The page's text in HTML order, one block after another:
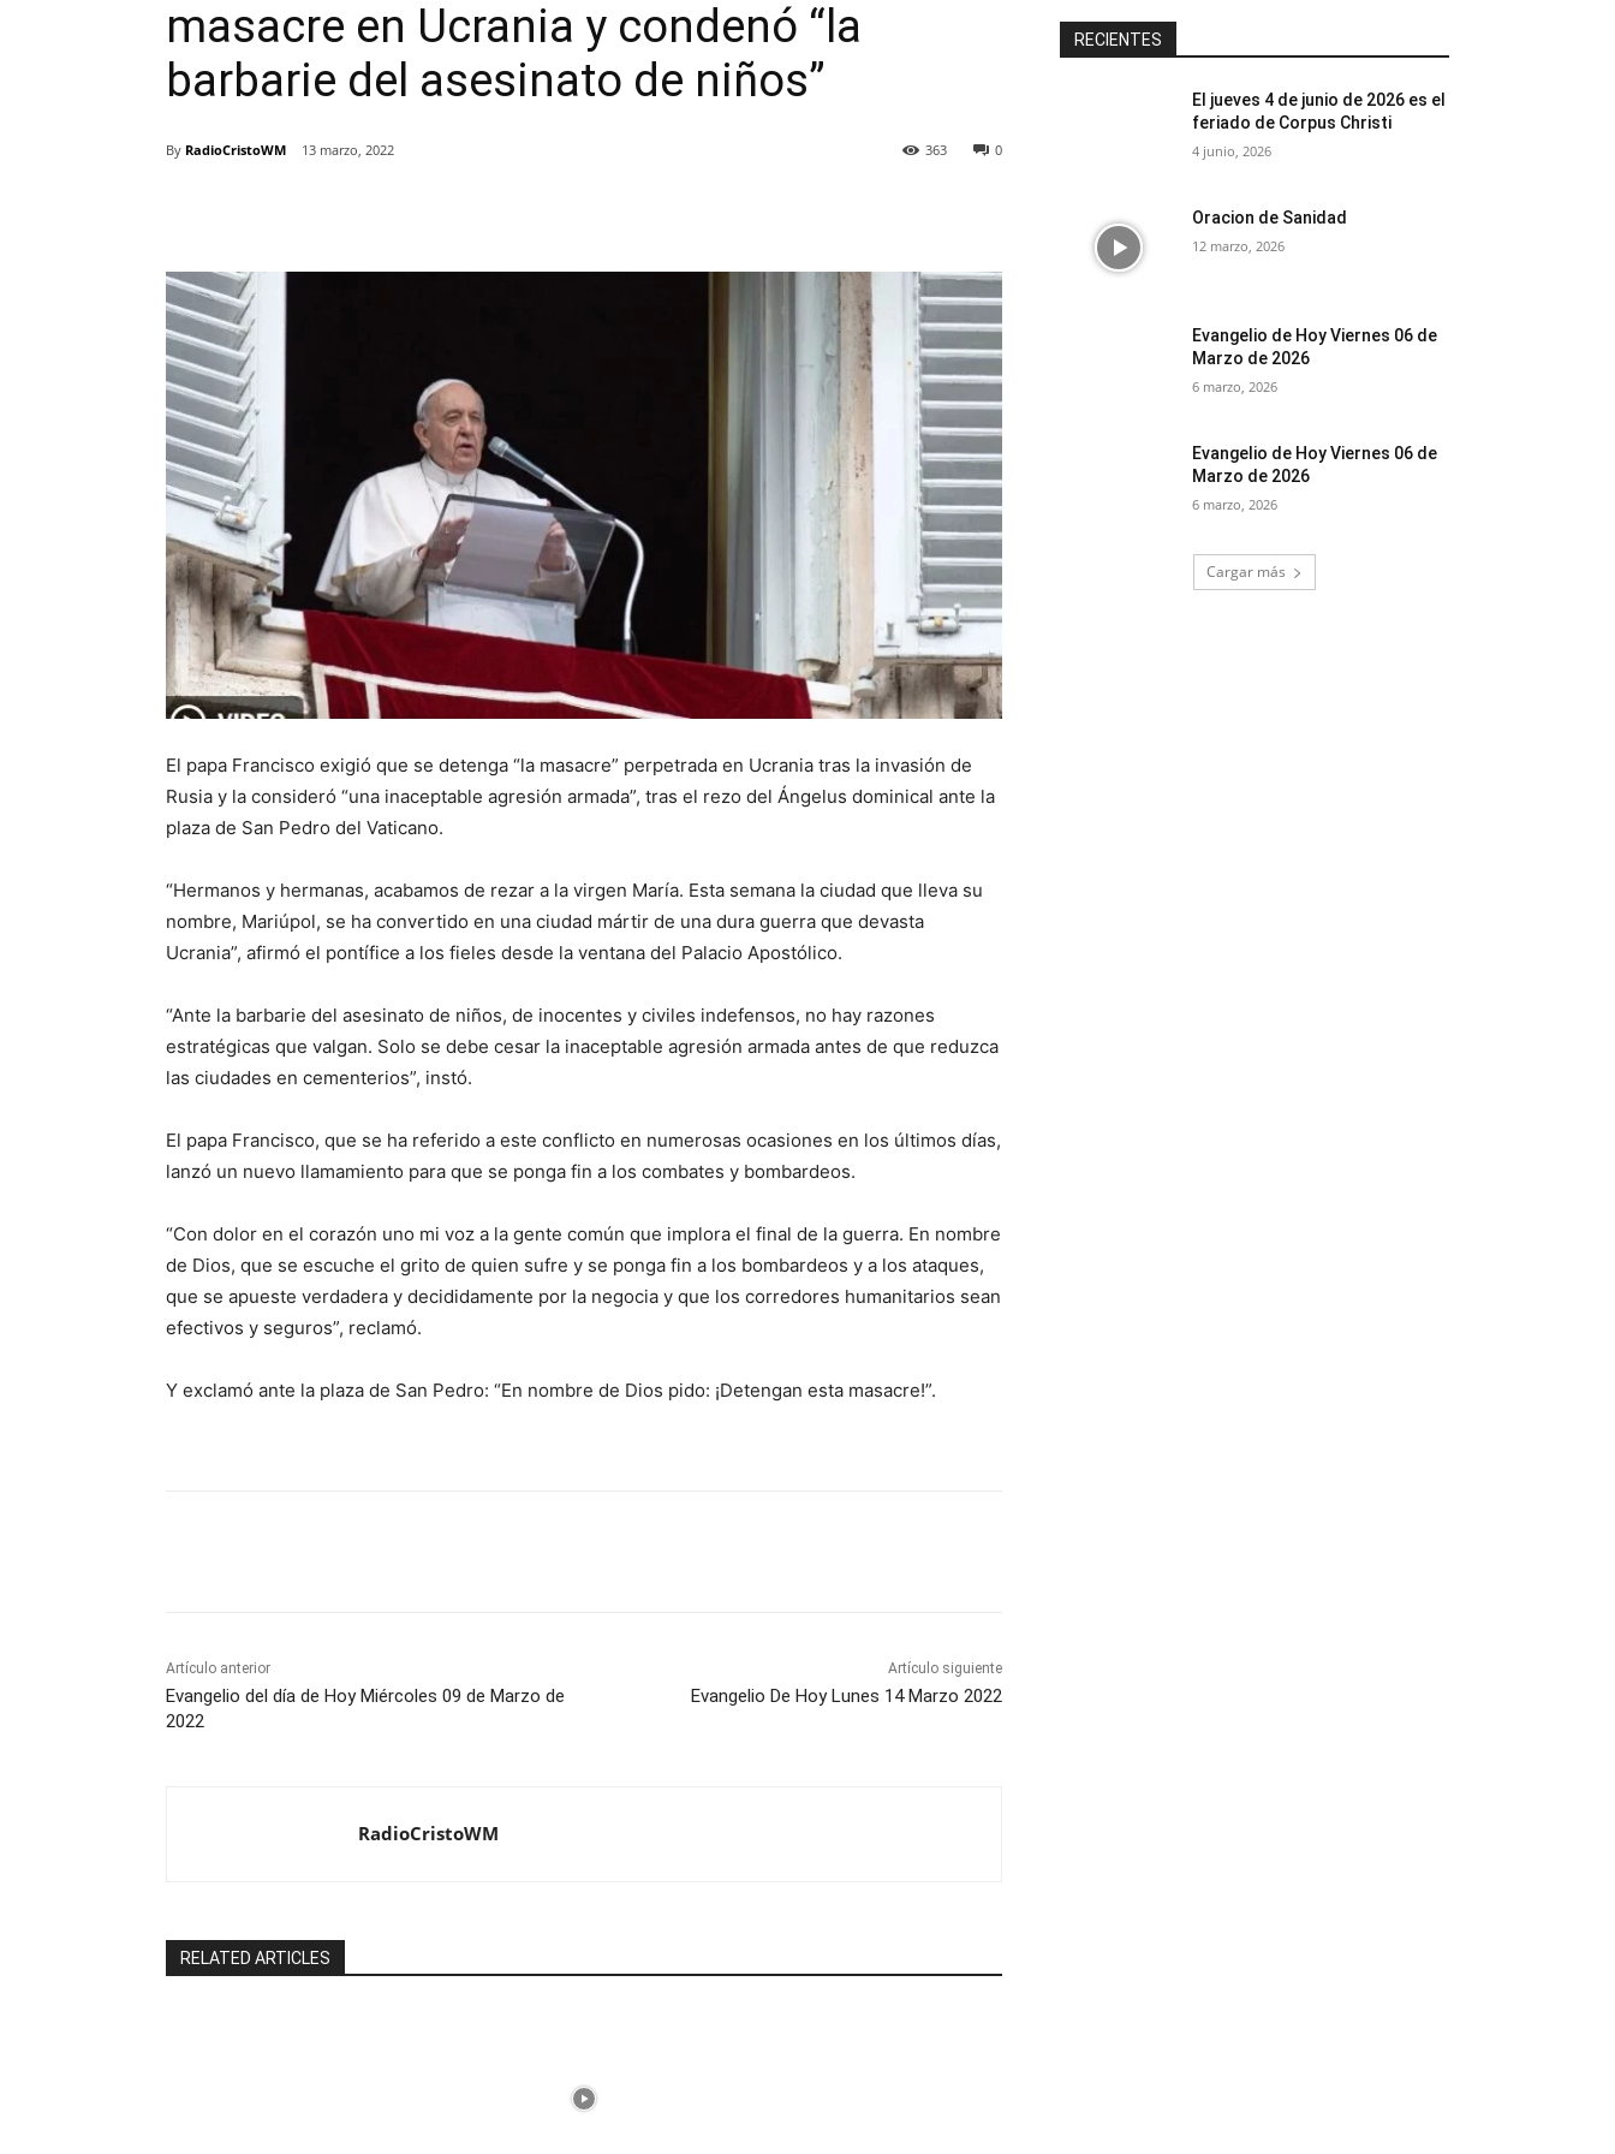
masacre en Ucrania y condenó “la
barbarie del asesinato de niños”
By RadioCristoWM 13 marzo, 2022 0
363
El papa Francisco exigió que se detenga “la masacre” perpetrada en Ucrania tras la invasión de
Rusia y la consideró “una inaceptable agresión armada”, tras el rezo del Ángelus dominical ante la
plaza de San Pedro del Vaticano.
“Hermanos y hermanas, acabamos de rezar a la virgen María. Esta semana la ciudad que lleva su
nombre, Mariúpol, se ha convertido en una ciudad mártir de una dura guerra que devasta
Ucrania”, afirmó el pontífice a los fieles desde la ventana del Palacio Apostólico.
“Ante la barbarie del asesinato de niños, de inocentes y civiles indefensos, no hay razones
estratégicas que valgan. Solo se debe cesar la inaceptable agresión armada antes de que reduzca
las ciudades en cementerios”, instó.
El papa Francisco, que se ha referido a este conflicto en numerosas ocasiones en los últimos días,
lanzó un nuevo llamamiento para que se ponga fin a los combates y bombardeos.
“Con dolor en el corazón uno mi voz a la gente común que implora el final de la guerra. En nombre
de Dios, que se escuche el grito de quien sufre y se ponga fin a los bombardeos y a los ataques,
que se apueste verdadera y decididamente por la negocia y que los corredores humanitarios sean
efectivos y seguros”, reclamó.
Y exclamó ante la plaza de San Pedro: “En nombre de Dios pido: ¡Detengan esta masacre!”.
Artículo anterior
Evangelio del día de Hoy Miércoles 09 de Marzo de
2022
Artículo siguiente
Evangelio De Hoy Lunes 14 Marzo 2022
RadioCristoWM
RELATED ARTICLES
RECIENTES
El jueves 4 de junio de 2026 es el
feriado de Corpus Christi
4 junio, 2026
Oracion de Sanidad
12 marzo, 2026
Evangelio de Hoy Viernes 06 de
Marzo de 2026
6 marzo, 2026
Evangelio de Hoy Viernes 06 de
Marzo de 2026
6 marzo, 2026
Cargar más